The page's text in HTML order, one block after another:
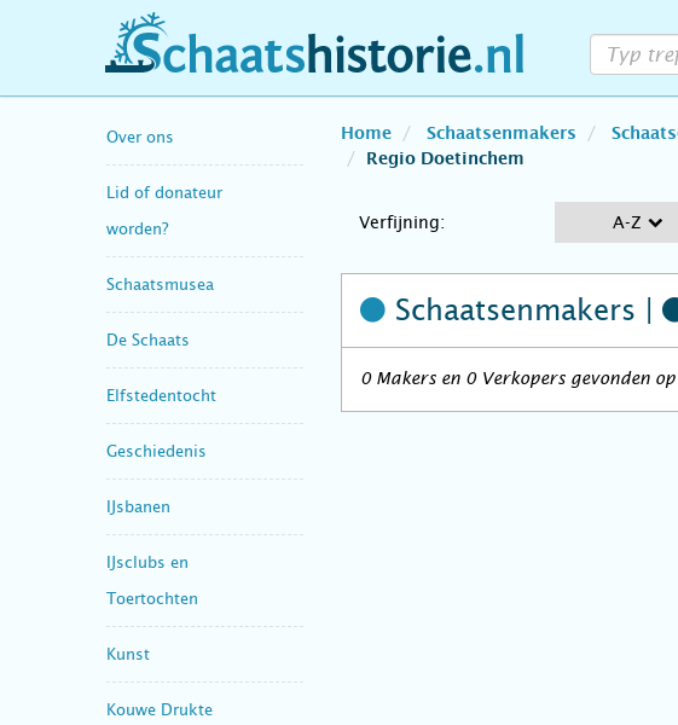
schaatshistorie.nl
Over ons
Lid of donateur
worden?
Schaatsmusea
De Schaats
Elfstedentocht
Geschiedenis
IJsbanen
IJsclubs en
Toertochten
Kunst
Kouwe Drukte
Home Schaatsenmakers
Regio Doetinchem
Verfijning: A-Z
Schaatsenmakers |
0 Makers en 0 Verkopers gevonden